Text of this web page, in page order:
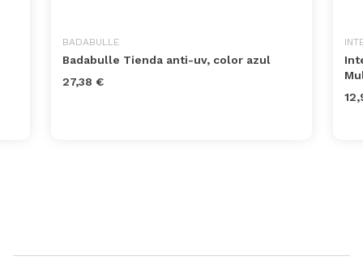
BADABULLE
Badabulle Tienda anti-uv, color azul
27,38 €